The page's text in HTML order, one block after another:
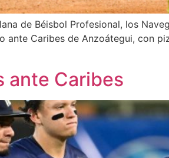
de Béisbol Profesional, los
Caribes de Anzoátegui, con
ante Caribes